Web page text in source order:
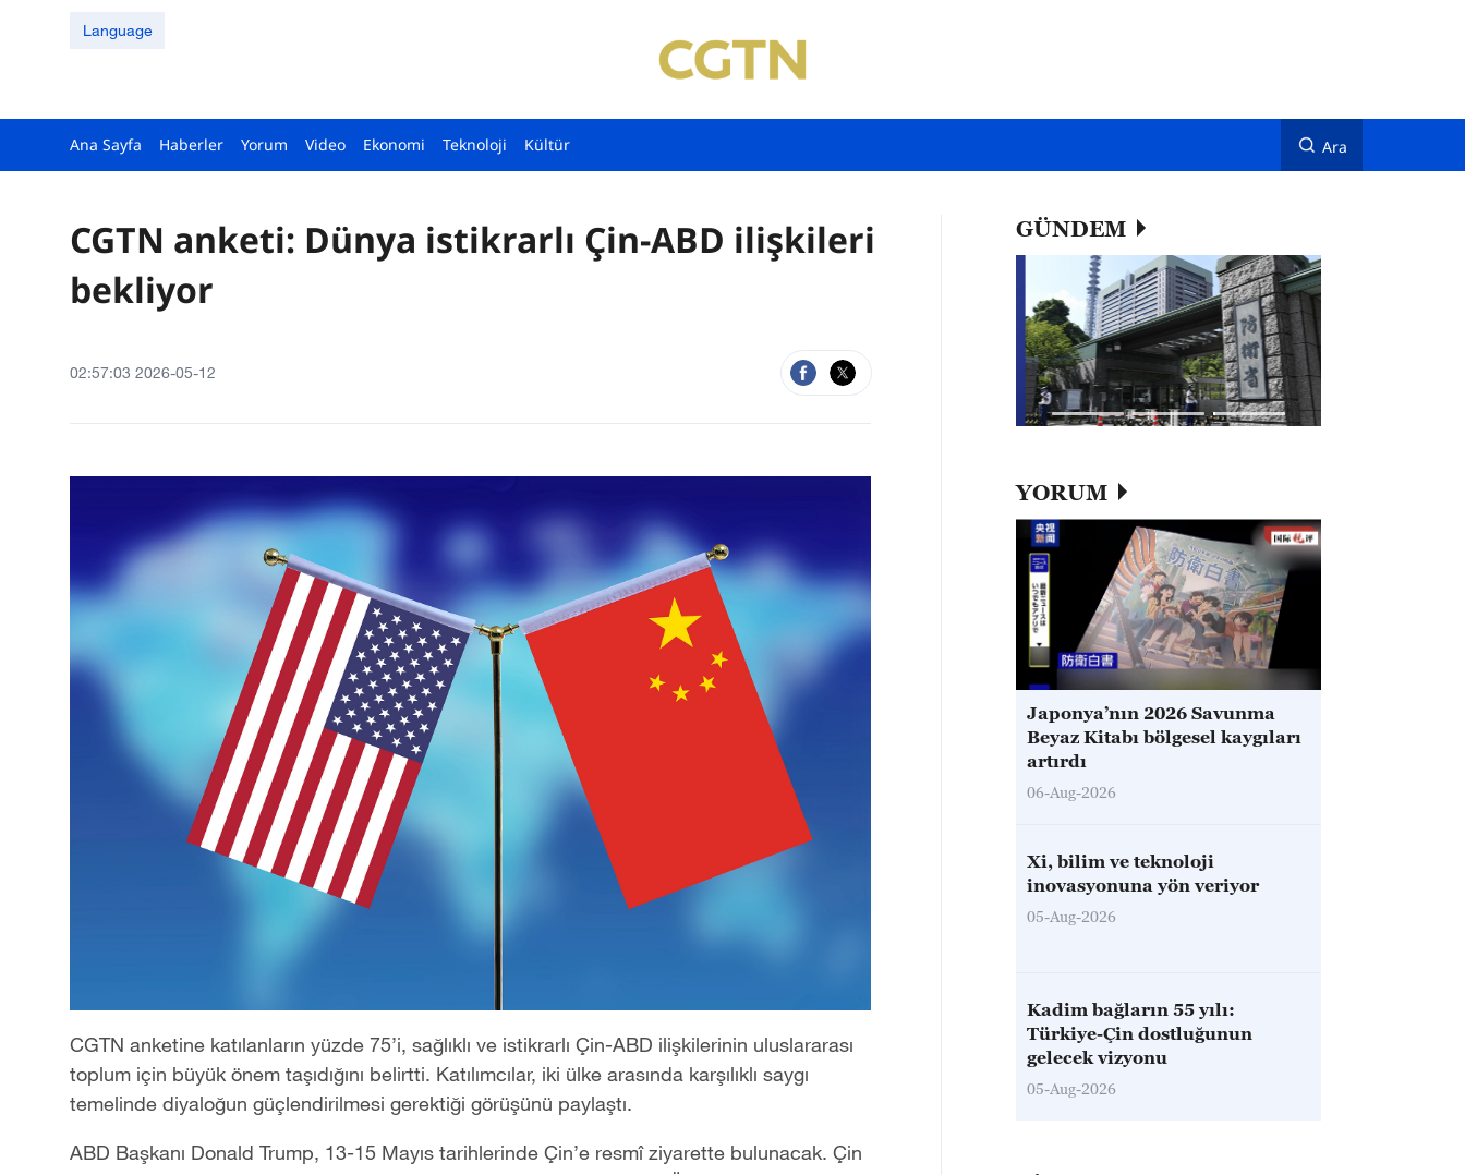
Language
Ana Sayfa Haberler Yorum Video Ekonomi Teknoloji Kültür Ara
CGTN anketi: Dünya istikrarlı Çin-ABD ilişkileri
bekliyor
02:57:03 2026-05-12
CGTN anketine katılanların yüzde 75’i, sağlıklı ve istikrarlı Çin-ABD ilişkilerinin uluslararası
toplum için büyük önem taşıdığını belirtti. Katılımcılar, iki ülke arasında karşılıklı saygı
temelinde diyaloğun güçlendirilmesi gerektiği görüşünü paylaştı.
ABD Başkanı Donald Trump, 13-15 Mayıs tarihlerinde Çin’e resmî ziyarette bulunacak. Çin
GÜNDEM
YORUM
Japonya’nın 2026 Savunma
Beyaz Kitabı bölgesel kaygıları
artırdı
06-Aug-2026
Xi, bilim ve teknoloji
inovasyonuna yön veriyor
05-Aug-2026
Kadim bağların 55 yılı:
Türkiye-Çin dostluğunun
gelecek vizyonu
05-Aug-2026